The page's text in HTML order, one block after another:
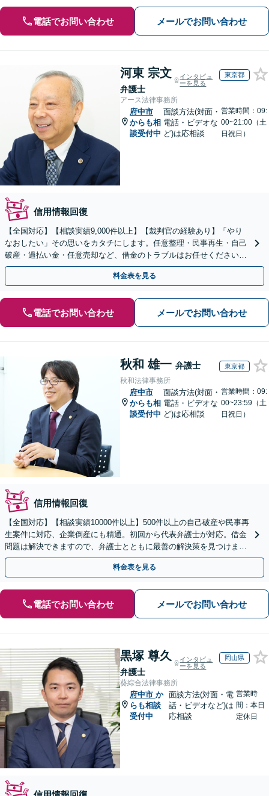
電話でお問い合わせ メールでお問い合わせ
河東 宗文
弁護士
インタビュ
ーを見る
東京都
アース法律事務所
府中市
からも相
談受付中
面談方法(対面・
電話・ビデオな
ど)は応相談
営業時間：09:
00~21:00（土
日祝日）
信用情報回復
【全国対応】【相談実績9,000件以上】【裁判官の経験あり】「やり
なおしたい」その思いをカタチにします。任意整理・民事再生・自己
破産・過払い金・任意売却など、借金のトラブルはお任せください。
【初回相談無料】【全国対応可能】
料金表を見る
電話でお問い合わせ メールでお問い合わせ
秋和 雄一 弁護士 東京都
秋和法律事務所
府中市
からも相
談受付中
面談方法(対面・
電話・ビデオな
ど)は応相談
営業時間：09:
00~23:59（土
日祝日）
信用情報回復
【全国対応】【相談実績10000件以上】500件以上の自己破産や民事再
生案件に対応、企業倒産にも精通。初回から代表弁護士が対応。借金
問題は解決できますので、弁護士とともに最善の解決策を見つけまし
ょう【初回相談無料】【法テラス利用可】
料金表を見る
電話でお問い合わせ メールでお問い合わせ
黒塚 尊久
弁護士
インタビュ
ーを見る
岡山県
葵綜合法律事務所
府中市 か
らも相談
受付中
面談方法(対面・電
話・ビデオなど)は
応相談
営業時
間：本日
定休日